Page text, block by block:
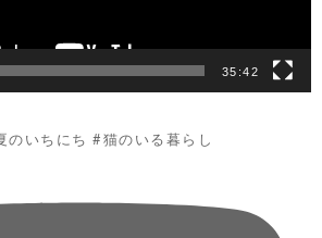
35:42
のいちにち #猫のいる暮らし